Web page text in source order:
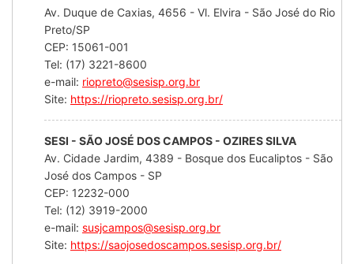
Av. Duque de Caxias, 4656 - Vl. Elvira - São José do Rio
Preto/SP
CEP: 15061-001
Tel: (17) 3221-8600
e-mail: riopreto@sesisp.org.br
Site: https://riopreto.sesisp.org.br/
SESI - SÃO JOSÉ DOS CAMPOS - OZIRES SILVA
Av. Cidade Jardim, 4389 - Bosque dos Eucaliptos - São
José dos Campos - SP
CEP: 12232-000
Tel: (12) 3919-2000
e-mail: susjcampos@sesisp.org.br
Site: https://saojosedoscampos.sesisp.org.br/